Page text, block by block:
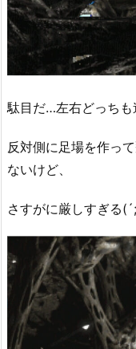
駄目だ…左右どっち
反対側に足場を作っ
ないけど、
さすがに厳しすぎる